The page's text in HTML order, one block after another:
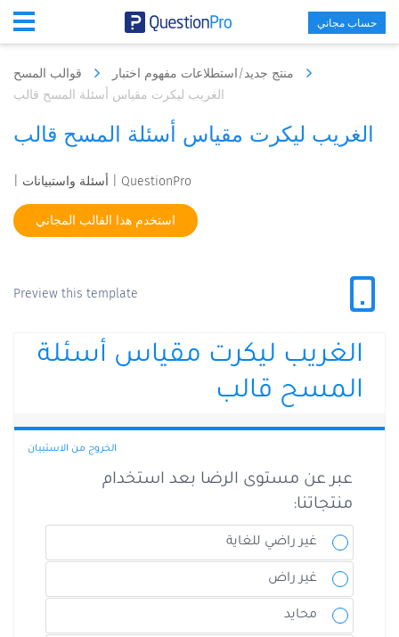
حساب مجاني
الغريب ليكرت مقياس أسئلة المسح قالب
الغريب ليكرت مقياس أسئلة المسح قالب
| أسئلة واستبيانات | QuestionPro
استخدم هذا القالب المجاني
Preview this template